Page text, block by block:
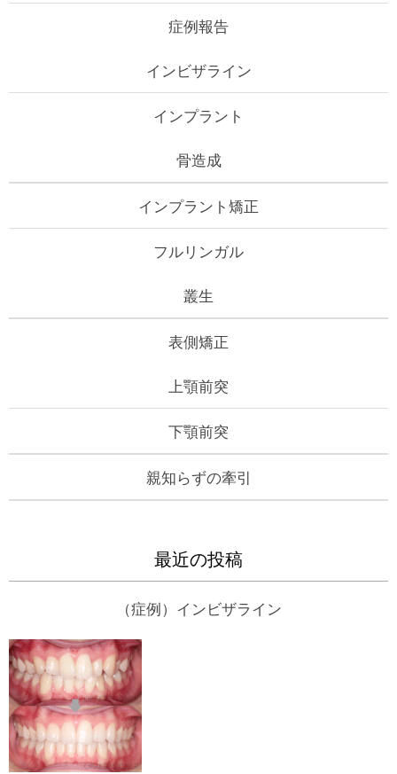
症例報告
インビザライン
インプラント
骨造成
インプラント矯正
フルリンガル
叢生
表側矯正
上顎前突
下顎前突
親知らずの牽引
最近の投稿
（症例）インビザライン